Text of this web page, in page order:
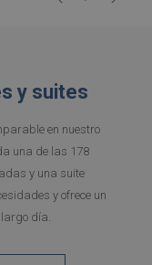
la
de
diapositivas
los
enlaces,
se
actualizará
el
y suites
en nuestro
una de las 178
y una suite
y ofrece un
día.